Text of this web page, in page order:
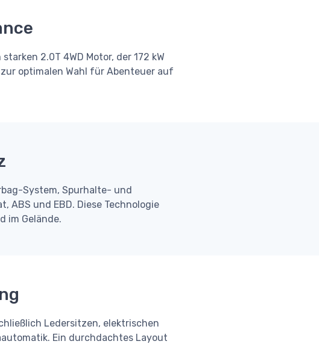
2.0T 4WD Motor, der 172 kW
optimalen Wahl für Abenteuer auf
System, Spurhalte- und
und EBD. Diese Technologie
im Gelände.
Ledersitzen, elektrischen
Ein durchdachtes Layout